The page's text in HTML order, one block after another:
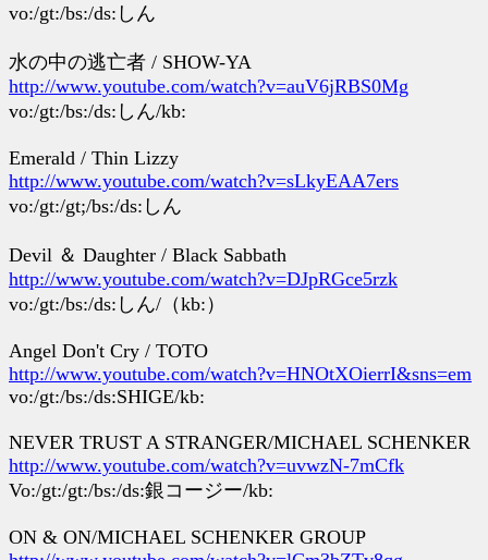
vo:/gt:/bs:/ds:しん
水の中の逃亡者 / SHOW-YA
http://www.youtube.com/watch?v=auV6jRBS0Mg
vo:/gt:/bs:/ds:しん/kb:
Emerald / Thin Lizzy
http://www.youtube.com/watch?v=sLkyEAA7ers
vo:/gt:/gt;/bs:/ds:しん
Devil ＆ Daughter / Black Sabbath
http://www.youtube.com/watch?v=DJpRGce5rzk
vo:/gt:/bs:/ds:しん/（kb:）
Angel Don't Cry / TOTO
http://www.youtube.com/watch?v=HNOtXOierrI&sns=em
vo:/gt:/bs:/ds:SHIGE/kb:
NEVER TRUST A STRANGER/MICHAEL SCHENKER
http://www.youtube.com/watch?v=uvwzN-7mCfk
Vo:/gt:/gt:/bs:/ds:銀コージー/kb:
ON & ON/MICHAEL SCHENKER GROUP